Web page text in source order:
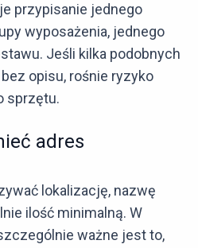
przypisanie jednego
wyposażenia, jednego
Jeśli kilka podobnych
opisu, rośnie ryzyko
sprzętu.
adres
lokalizację, nazwę
ilość minimalną. W
ważne jest to,